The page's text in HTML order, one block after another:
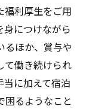
福利厚生をご用
につけながら
るほか、賞与や
て働き続けられ
当に加えて宿泊
困るようなこと